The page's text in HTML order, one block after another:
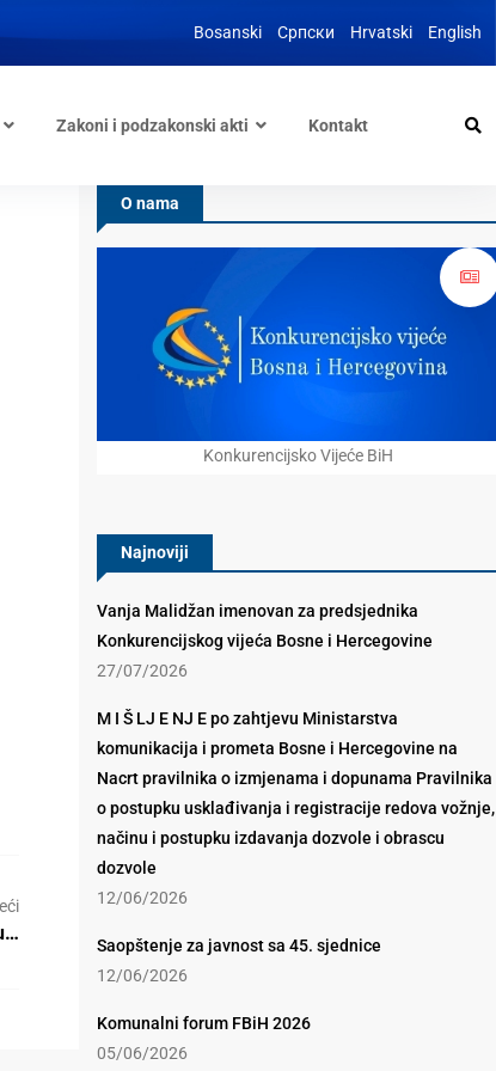
Bosanski Српски Hrvatski English
Zakoni i podzakonski akti Kontakt
O nama
Konkurencijsko Vijeće BiH
Najnoviji
Vanja Malidžan imenovan za predsjednika
Konkurencijskog vijeća Bosne i Hercegovine
27/07/2026
M I Š LJ E NJ E po zahtjevu Ministarstva
komunikacija i prometa Bosne i Hercegovine na
Nacrt pravilnika o izmjenama i dopunama Pravilnika
o postupku usklađivanja i registracije redova vožnje,
načinu i postupku izdavanja dozvole i obrascu
dozvole
12/06/2026
Saopštenje za javnost sa 45. sjednice
12/06/2026
Komunalni forum FBiH 2026
05/06/2026